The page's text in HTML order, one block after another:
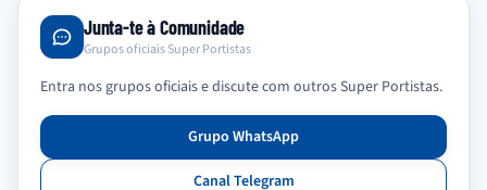
Junta-te à Comunidade
Grupos oficiais Super Portistas
Entra nos grupos oficiais e discute com outros Super Portistas.
Grupo WhatsApp
Canal Telegram